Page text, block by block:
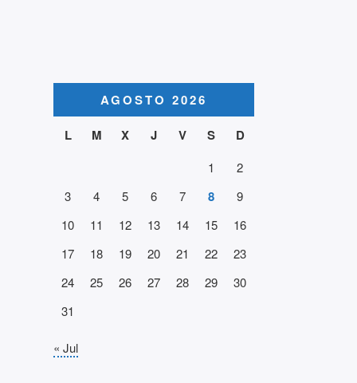
AGOSTO 2026
L
M X J V S D
1
2
3
4 5 6 7 8
9
10
11 12 13 14 15
16
17
18 19 20 21 22
23
24
25 26 27 28 29
30
31
« Jul